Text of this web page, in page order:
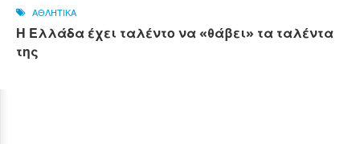
ΑΘΛΗΤΙΚΑ
Η Ελλάδα έχει ταλέντο να «θάβει» τα ταλέντα
της